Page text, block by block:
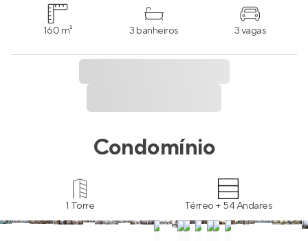
160 m² 3 banheiros 3 vagas
Condomínio
1 Torre Térreo + 54 Andares